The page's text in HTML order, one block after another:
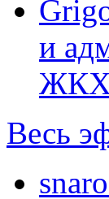
и
Весь